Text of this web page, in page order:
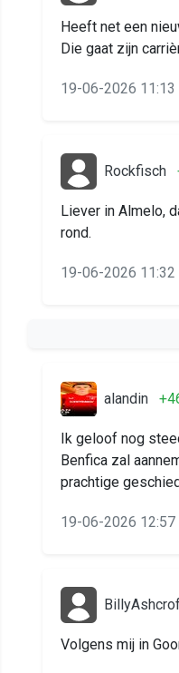
Heeft net een
Die gaat zijn
19-06-2026 11:13
Rockfisch
Liever in Almelo,
rond.
19-06-2026 11:32
alandin
Ik geloof nog
Benfica zal
prachtige
19-06-2026 12:57
Volgens mij in